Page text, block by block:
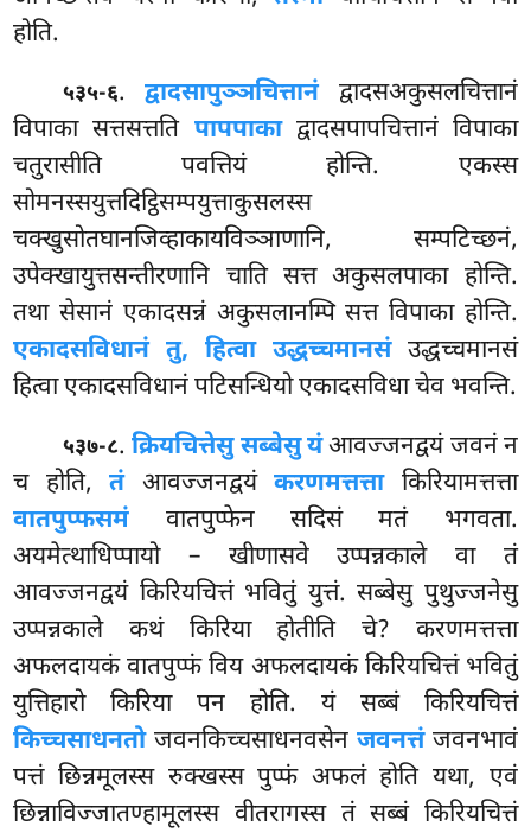
होति.
५३५-६.द्वादसापुञ्ञचित्तानंद्वादसअकुसलचित्तानं
विपाका सत्तसत्तति पापपाकाद्वादसपापचित्तानं विपाका
चतुरासीति पवत्तियं होन्ति. एकस्स
सोमनस्सयुत्तदिट्ठिसम्पयुत्ताकुसलस्स
चक्खुसोतघानजिव्हाकायविञ्ञाणानि, सम्पटिच्छनं,
उपेक्खायुत्तसन्तीरणानि चाति सत्त अकुसलपाका होन्ति.
तथा सेसानं एकादसन्नं अकुसलानम्पि सत्त विपाका होन्ति.
एकादसविधानं तु, हित्वा उद्धच्चमानसंउद्धच्चमानसं
हित्वा एकादसविधानं पटिसन्धियो एकादसविधा चेव भवन्ति.
५३७-८.क्रियचित्तेसु सब्बेसु यंआवज्जनद्वयं जवनं न
च होति,तंआवज्जनद्वयंकरणमत्तत्ताकिरियामत्तत्ता
वातपुप्फसमं वातपुप्फेन सदिसं मतं भगवता.
अयमेत्थाधिप्पायो – खीणासवे उप्पन्नकाले वा तं
आवज्जनद्वयं किरियचित्तं भवितुं युत्तं. सब्बेसु पुथुज्जनेसु
उप्पन्नकाले कथं किरिया होतीति चे? करणमत्तत्ता
अफलदायकं वातपुप्फं विय अफलदायकं किरियचित्तं भवितुं
युत्तिहारो किरिया पन होति. यं सब्बं किरियचित्तं
किच्चसाधनतोजवनकिच्चसाधनवसेन जवनत्तंजवनभावं
पत्तं छिन्नमूलस्स रुक्खस्स पुप्फं अफलं होति यथा, एवं
छिन्नाविज्जातण्हामूलस्स वीतरागस्स तं सब्बं किरियचित्तं